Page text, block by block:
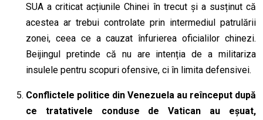
SUA a criticat acțiunile Chinei în trecut și a susținut că
acestea ar trebui controlate prin intermediul patrulării
zonei, ceea ce a cauzat înfurierea oficialilor chinezi.
Beijingul pretinde că nu are intenția de a militariza
insulele pentru scopuri ofensive, ci în limita defensivei.
Conflictele politice din Venezuela au reînceput după
ce tratativele conduse de Vatican au eșuat,